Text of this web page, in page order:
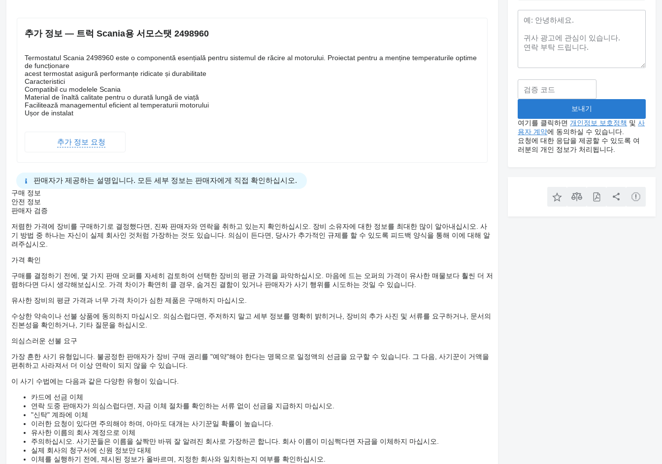
추가 정보 — 트럭 Scania용 서모스탯 2498960
Termostatul Scania 2498960 este o componentă esențială pentru sistemul de răcire al motorului. Proiectat pentru a menține temperaturile optime
de funcționare
acest termostat asigură performanțe ridicate și durabilitate
Caracteristici
Compatibil cu modelele Scania
Material de înaltă calitate pentru o durată lungă de viață
Facilitează managementul eficient al temperaturii motorului
Ușor de instalat
추가 정보 요청
판매자가 제공하는 설명입니다. 모든 세부 정보는 판매자에게 직접 확인하십시오.
구매 정보
안전 정보
판매자 검증
저렴한 가격에 장비를 구매하기로 결정했다면, 진짜 판매자와 연락을 취하고 있는지 확인하십시오. 장비 소유자에 대한 정보를 최대한 많이 알아내십시오. 사
기 방법 중 하나는 자신이 실제 회사인 것처럼 가장하는 것도 있습니다. 의심이 든다면, 당사가 추가적인 규제를 할 수 있도록 피드백 양식을 통해 이에 대해 알
려주십시오.
가격 확인
구매를 결정하기 전에, 몇 가지 판매 오퍼를 자세히 검토하여 선택한 장비의 평균 가격을 파악하십시오. 마음에 드는 오퍼의 가격이 유사한 매물보다 훨씬 더 저
렴하다면 다시 생각해보십시오. 가격 차이가 확연히 클 경우, 숨겨진 결함이 있거나 판매자가 사기 행위를 시도하는 것일 수 있습니다.
유사한 장비의 평균 가격과 너무 가격 차이가 심한 제품은 구매하지 마십시오.
수상한 약속이나 선불 상품에 동의하지 마십시오. 의심스럽다면, 주저하지 말고 세부 정보를 명확히 밝히거나, 장비의 추가 사진 및 서류를 요구하거나, 문서의
진본성을 확인하거나, 기타 질문을 하십시오.
의심스러운 선불 요구
가장 흔한 사기 유형입니다. 불공정한 판매자가 장비 구매 권리를 "예약"해야 한다는 명목으로 일정액의 선금을 요구할 수 있습니다. 그 다음, 사기꾼이 거액을
편취하고 사라져서 더 이상 연락이 되지 않을 수 있습니다.
이 사기 수법에는 다음과 같은 다양한 유형이 있습니다.
카드에 선금 이체
연락 도중 판매자가 의심스럽다면, 자금 이체 절차를 확인하는 서류 없이 선금을 지급하지 마십시오.
"신탁" 계좌에 이체
이러한 요청이 있다면 주의해야 하며, 아마도 대개는 사기꾼일 확률이 높습니다.
유사한 이름의 회사 계정으로 이체
주의하십시오. 사기꾼들은 이름을 살짝만 바꿔 잘 알려진 회사로 가장하곤 합니다. 회사 이름이 미심쩍다면 자금을 이체하지 마십시오.
실제 회사의 청구서에 신원 정보만 대체
이체를 실행하기 전에, 제시된 정보가 올바르며, 지정한 회사와 일치하는지 여부를 확인하십시오.
여기를 클릭하면 개인정보 보호정책 및사
용자 계약에 동의하실 수 있습니다.
요청에 대한 응답을 제공할 수 있도록 여
러분의 개인 정보가 처리됩니다.